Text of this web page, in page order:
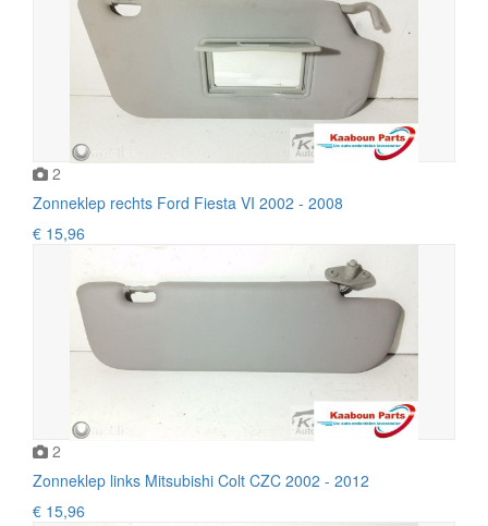
2
Zonneklep rechts Ford Fiesta VI 2002 - 2008
€ 15,96
2
Zonneklep links Mitsubishi Colt CZC 2002 - 2012
€ 15,96